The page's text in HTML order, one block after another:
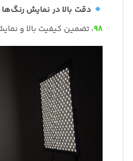
دقت بالا در نمایش رنگ‌ها
98، تضمین کیفیت بالا و